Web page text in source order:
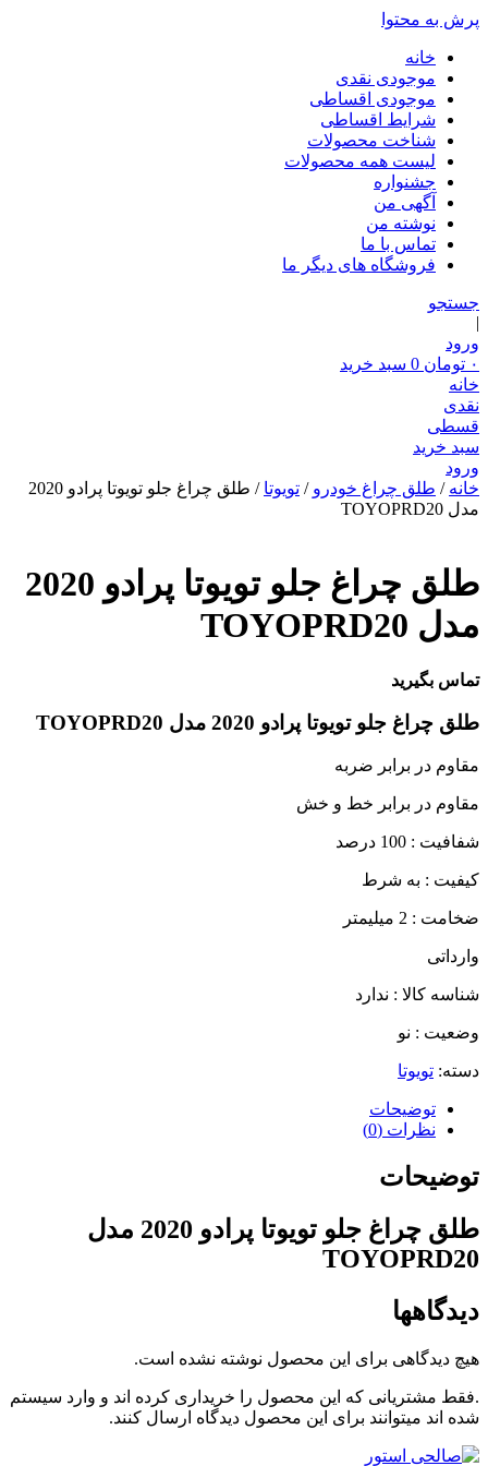
پرش به محتوا
خانه
موجودی نقدی
موجودی اقساطی
شرایط اقساطی
شناخت محصولات
لیست همه محصولات
جشنواره
آگهی من
نوشته من
تماس با ما
فروشگاه های دیگر ما
جستجو
|
ورود
۰ تومان 0 سبد خرید
خانه
نقدی
قسطی
سبد خرید
ورود
خانه / طلق چراغ خودرو / تویوتا
/ طلق چراغ جلو تویوتا پرادو 2020
مدل TOYOPRD20
طلق چراغ جلو تویوتا پرادو 2020
مدل TOYOPRD20
تماس بگیرید
طلق چراغ جلو تویوتا پرادو 2020 مدل TOYOPRD20
مقاوم در برابر ضربه
مقاوم در برابر خط و خش
شفافیت : 100 درصد
کیفیت : به شرط
ضخامت : 2 میلیمتر
وارداتی
شناسه کالا : ندارد
وضعیت : نو
دسته: تویوتا
توضیحات
نظرات (0)
توضیحات
طلق چراغ جلو تویوتا پرادو 2020 مدل
TOYOPRD20
دیدگاهها
هیچ دیدگاهی برای این محصول نوشته نشده است.
.فقط مشتریانی که این محصول را خریداری کرده اند و وارد سیستم
شده اند میتوانند برای این محصول دیدگاه ارسال کنند.